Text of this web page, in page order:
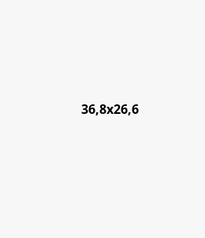
36,8х26,6